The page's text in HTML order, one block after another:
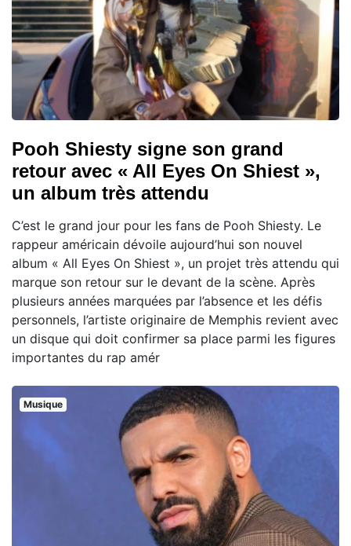
Pooh Shiesty signe son grand
retour avec « All Eyes On Shiest »,
un album très attendu
C’est le grand jour pour les fans de Pooh Shiesty. Le
rappeur américain dévoile aujourd’hui son nouvel
album « All Eyes On Shiest », un projet très attendu qui
marque son retour sur le devant de la scène. Après
plusieurs années marquées par l’absence et les défis
personnels, l’artiste originaire de Memphis revient avec
un disque qui doit confirmer sa place parmi les figures
importantes du rap amér
Musique